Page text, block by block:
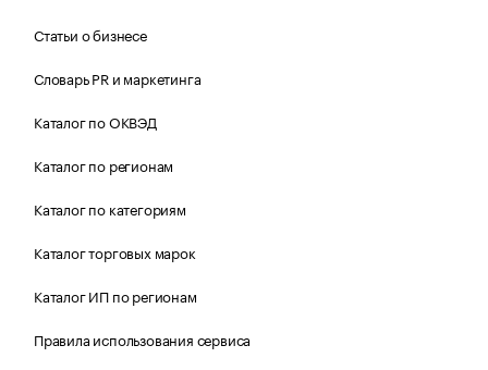
Статьи о бизнесе
Словарь PR и маркетинга
Каталог по ОКВЭД
Каталог по регионам
Каталог по категориям
Каталог торговых марок
Каталог ИП по регионам
Правила использования сервиса